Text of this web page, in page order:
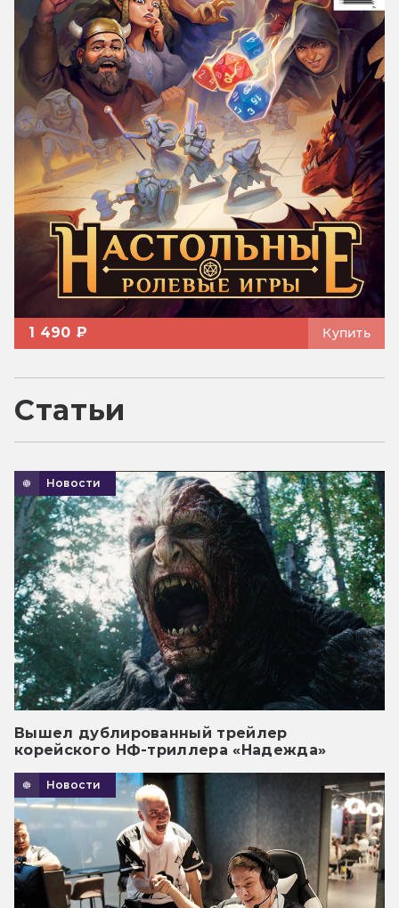
1 490 ₽ Купить
Статьи
Новости
Вышел дублированный трейлер
корейского НФ-триллера «Надежда»
Новости